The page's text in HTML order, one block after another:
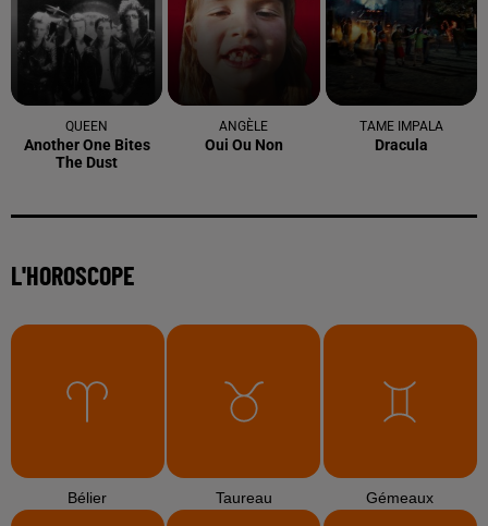
QUEEN
Another One Bites
The Dust
ANGÈLE
Oui Ou Non
TAME IMPALA
Dracula
L'HOROSCOPE
Bélier Taureau Gémeaux